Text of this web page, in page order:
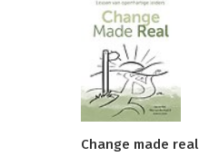
Change made real